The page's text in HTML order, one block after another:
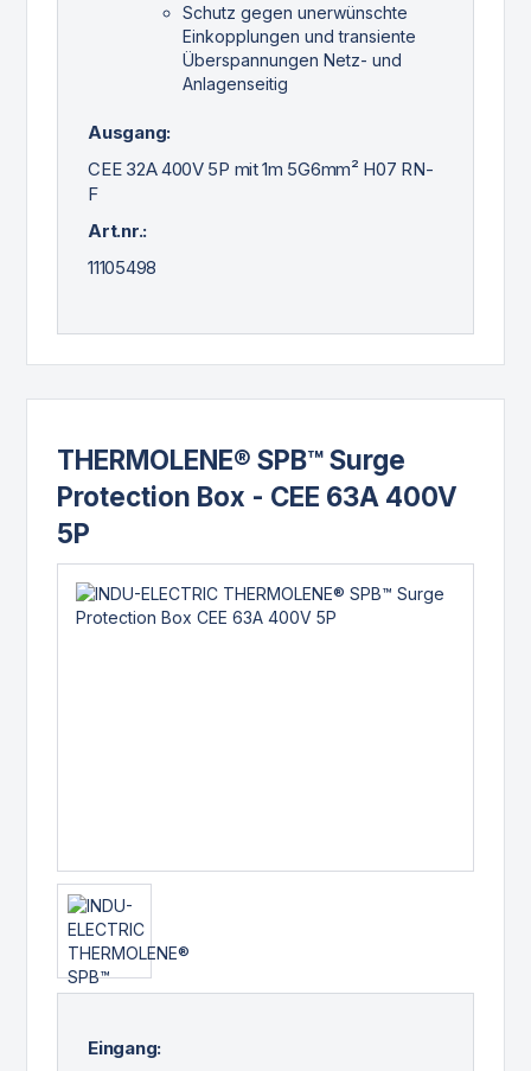
Schutz gegen unerwünschte
Einkopplungen und transiente
Überspannungen Netz- und
Anlagenseitig
Ausgang:
CEE 32A 400V 5P mit 1m 5G6mm² H07 RN-
F
Art.nr.:
11105498
THERMOLENE® SPB™ Surge
Protection Box - CEE 63A 400V
5P
Eingang: